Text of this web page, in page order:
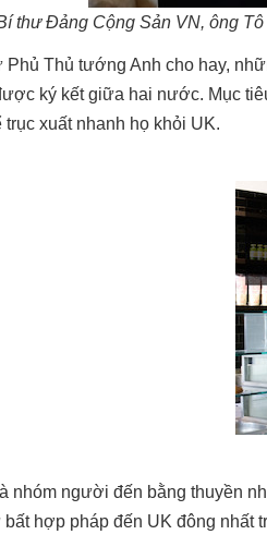
thư Đảng Cộng Sản VN, ông
Phủ Thủ tướng Anh cho hay,
ký kết giữa hai nước. Mục
xuất nhanh họ khỏi UK.
nhóm người đến bằng thuyền
hợp pháp đến UK đông nhất